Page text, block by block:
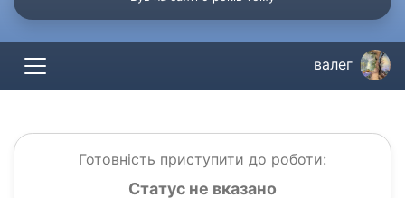
валег
Готовність приступити до роботи:
Статус не вказано